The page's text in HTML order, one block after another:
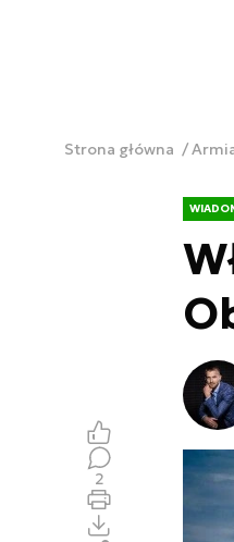
Strona główna
2